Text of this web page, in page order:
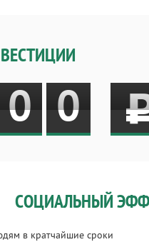
0 0
СОЦИАЛЬНЫЙ
в кратчайшие сроки